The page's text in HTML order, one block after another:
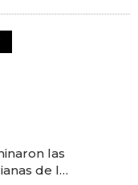
las
de la